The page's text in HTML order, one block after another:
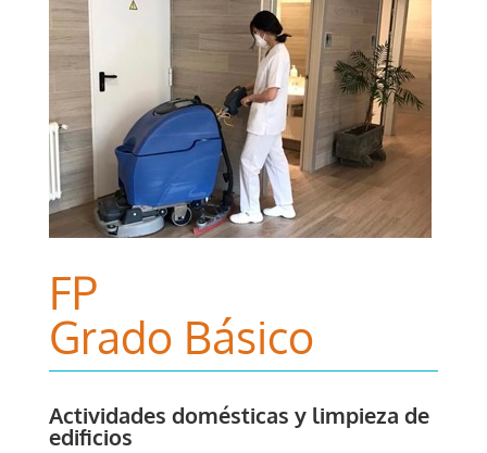
FP
Grado Básico
Actividades domésticas y limpieza de
edificios